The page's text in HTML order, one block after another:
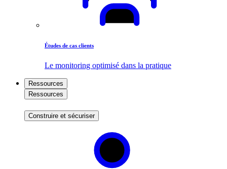
Études de cas clients
Le monitoring optimisé dans la pratique
Ressources
Ressources
Construire et sécuriser